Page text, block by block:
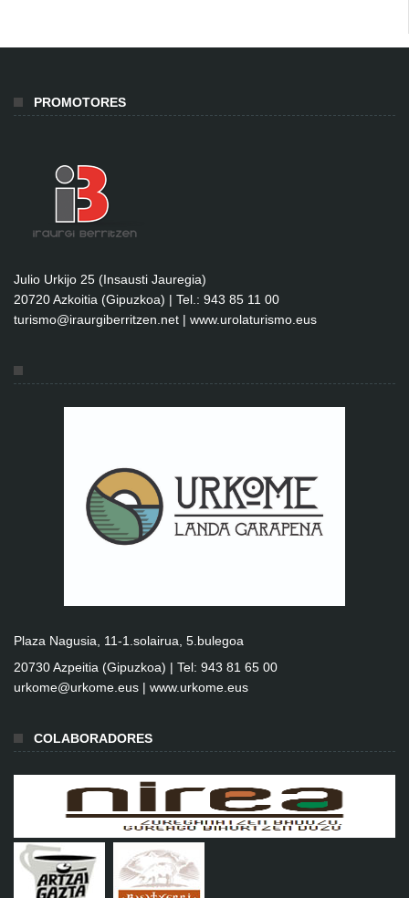
PROMOTORES
Julio Urkijo 25 (Insausti Jauregia)
20720 Azkoitia (Gipuzkoa) | Tel.: 943 85 11 00
turismo@iraurgiberritzen.net | www.urolaturismo.eus
Plaza Nagusia, 11-1.solairua, 5.bulegoa
20730 Azpeitia (Gipuzkoa) | Tel: 943 81 65 00
urkome@urkome.eus | www.urkome.eus
COLABORADORES